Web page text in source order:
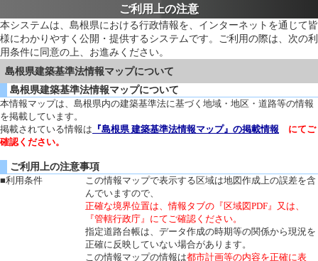
ご利用上の注意
本システムは、島根県における行政情報を、インターネットを通じて皆
様にわかりやすく公開・提供するシステムです。ご利用の際は、次の利
用条件に同意の上、お進みください。
島根県建築基準法情報マップについて
島根県建築基準法情報マップについて
本情報マップは、島根県内の建築基準法に基づく地域・地区・道路等の情報
を掲載しています。
掲載されている情報は 『島根県 建築基準法情報マップ』の掲載情報 にてご
確認ください。
ご利用上の注意事項
■利用条件
この情報マップで表示する区域は地図作成上の誤差を含
んでいますので、
正確な境界位置は、情報タブの『区域図PDF』又は、
『管轄行政庁』にてご確認ください。
指定道路台帳は、データ作成の時期等の関係から現況を
正確に反映していない場合があります。
この情報マップの情報は都市計画等の内容を正確に表